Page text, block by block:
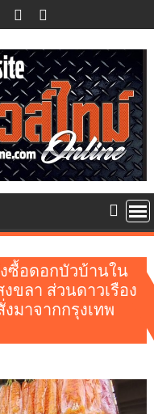
ซื้อดอกบัวบ้านใน
ขลา ส่วนดาวเรือง
มาจากกรุงเทพ